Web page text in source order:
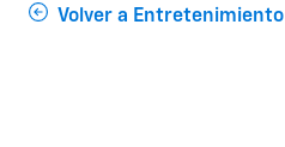
Volver a Entretenimiento